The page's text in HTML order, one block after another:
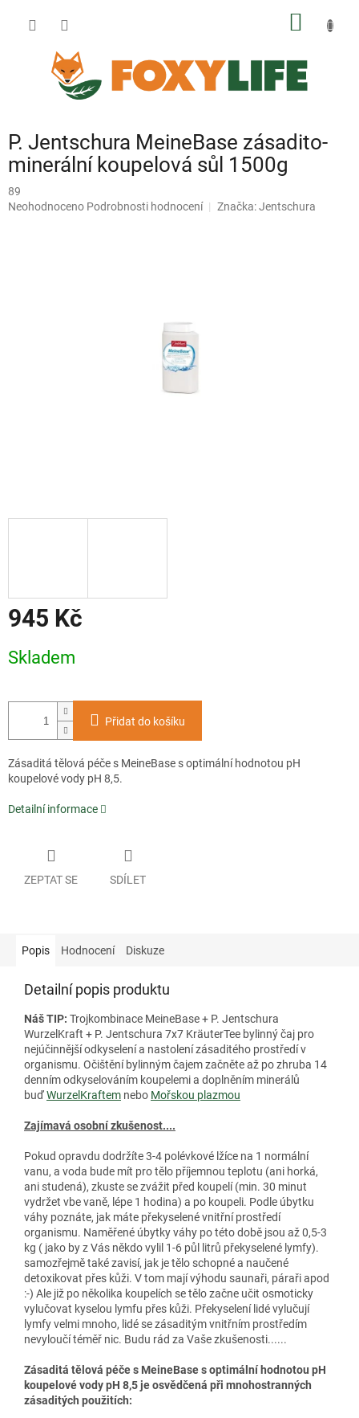
P. Jentschura MeineBase zásadito-
minerální koupelová sůl 1500g
89
Průměrné
Neohodnoceno Podrobnosti hodnocení Značka:Jentschura
945 Kč
cena:
Skladem
Přidat do košíku
Zásaditá tělová péče s MeineBase s optimální hodnotou pH
koupelové vody pH 8,5.
Detailní informace
ZEPTAT SE SDÍLET
Popis Hodnocení Diskuze
Detailní popis produktu
Náš TIP: Trojkombinace MeineBase + P. Jentschura
WurzelKraft + P. Jentschura 7x7 KräuterTee bylinný čaj pro
nejúčinnější odkyselení a nastolení zásaditého prostředí v
organismu. Očištění bylinným čajem začněte až po zhruba 14
denním odkyselováním koupelemi a doplněním minerálů
buďWurzelKraftem nebo Mořskou plazmou
Zajímavá osobní zkušenost....
Pokud opravdu dodržíte 3-4 polévkové lžíce na 1 normální
vanu, a voda bude mít pro tělo příjemnou teplotu (ani horká,
ani studená), zkuste se zvážit před koupelí (min. 30 minut
vydržet vbe vaně, lépe 1 hodina) a po koupeli. Podle úbytku
váhy poznáte, jak máte překyselené vnitřní prostředí
organismu. Naměřené úbytky váhy po této době jsou až 0,5-3
kg ( jako by z Vás někdo vylil 1-6 půl litrů překyselené lymfy).
samozřejmě také zavisí, jak je tělo schopné a naučené
detoxikovat přes kůži. V tom mají výhodu saunaři, páraři apod
:-) Ale již po několika koupelích se tělo začne učit osmoticky
vylučovat kyselou lymfu přes kůži. Překyselení lidé vylučují
lymfy velmi mnoho, lidé se zásaditým vnitřním prostředím
nevyloučí téměř nic. Budu rád za Vaše zkušenosti......
Zásaditá tělová péče s MeineBase s optimální hodnotou pH
koupelové vody pH 8,5 je osvědčená při mnohostranných
zásaditých použitích: